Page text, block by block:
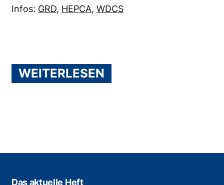
Infos: GRD, HEPCA, WDCS
WEITERLESEN
Das aktuelle Heft